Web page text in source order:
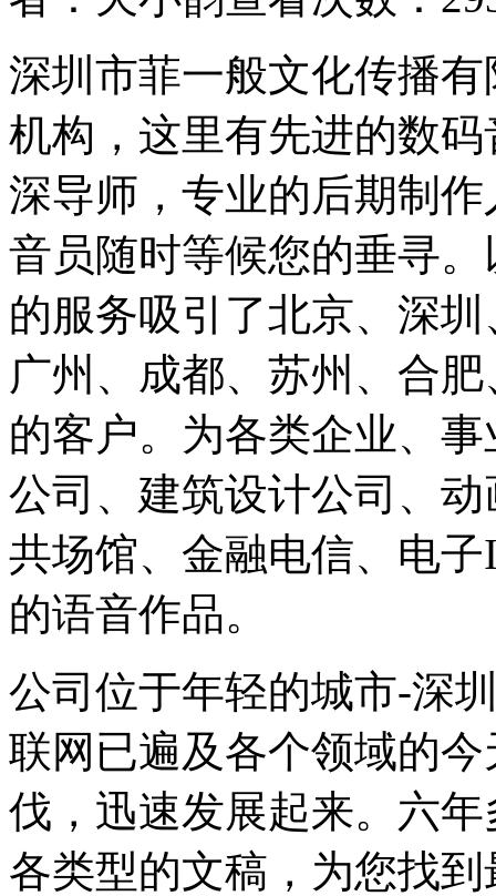
深圳市菲一般文化传播
机构，这里有先进的数
深导师，专业的后期制
音员随时等候您的垂寻
的服务吸引了北京、深
广州、成都、苏州、合
的客户。为各类企业、
公司、建筑设计公司、
共场馆、金融电信、电
的语音作品。
公司位于年轻的城市-深
联网已遍及各个领域的
伐，迅速发展起来。六
各类型的文稿，为您找